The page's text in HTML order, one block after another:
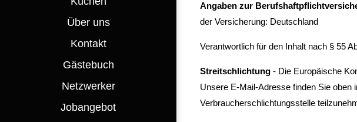
Über uns
Kontakt
Gästebuch
Netzwerker
Jobangebot
Angaben zur
der Versicherung: Deutschland
Verantwortlich für den Inhalt nach § 55
Streitschlichtung - Die Europäische
Unsere E-Mail-Adresse finden Sie
Verbraucherschlichtungsstelle